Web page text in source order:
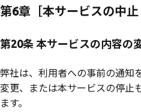
第6章［本サービスの中止
第20条 本サービスの内容の
弊社は、利用者への事前の通知
変更、または本サービスの停止
ます。